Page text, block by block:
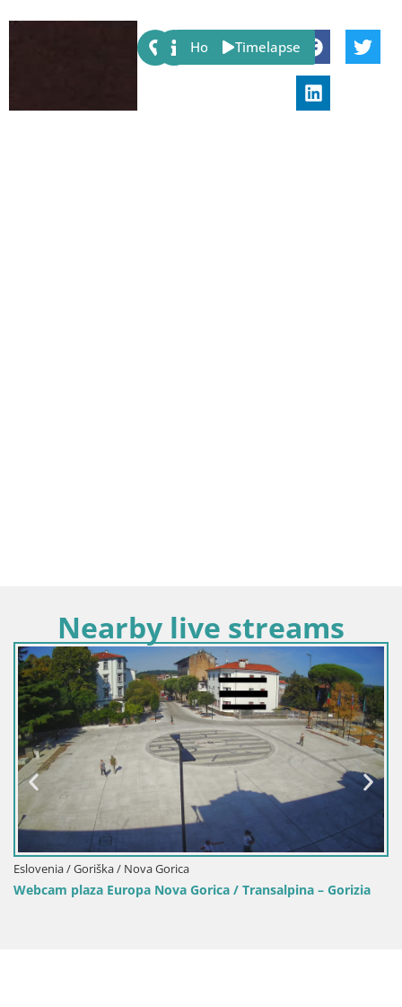
Share:
Host Timelapse
Nearby live streams
/ Goriška / Nova Gorica
plaza Europa Nova Gorica / Transalpina – Gorizia